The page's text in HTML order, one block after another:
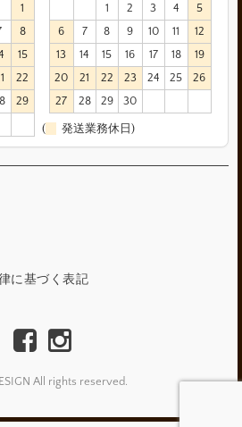
1
8
15
22
29
1
2 3 4
5
6
7 8 9 10 11
12
13
14 15 16 17 18
19
20
21 22 23 24 25
26
27
28 29 30
( 発送業務休日)
に基づく表記
All rights reserved.